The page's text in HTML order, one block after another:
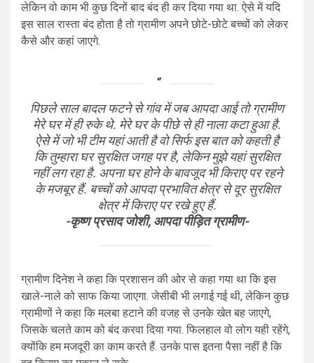
लेकिन वो काम भी कुछ दिनों बाद बंद ही कर दिया गया था. ऐसे में यदि
इस साल रास्ता बंद होता है तो ग्रामीण अपने छोटे-छोटे बच्चों को लेकर
कैसे और कहां जाएगे.
पिछले साल बादल फटने से गांव में जब आपदा आई तो ग्रामीण
मेरे घर में ही रुके थे. मेरे घर के पीछे से ही नाला कटा हुआ है.
ऐसे में जो भी टीम यहां आती है वो सिर्फ इस बात को कहती है
कि तुम्हारा घर सुरक्षित जगह पर है, लेकिन मुझे यहां सुरक्षित
नहीं लग रहा है. अपना घर होने के बावजूद भी किराए पर रहने
के मजबूर हैं. बच्चों को आपदा प्रभावित क्षेत्र से दूर सुरक्षित
क्षेत्र में किराए पर रखे हुए हैं.
-कृष्ण प्रसाद जोशी, आपदा पीड़ित ग्रामीण-
ग्रामीण दिनेश ने कहा कि प्रशासन की ओर से कहा गया था कि इस
खाले-नाले को साफ किया जाएगा. जेसीबी भी लगाई गई थी, लेकिन कुछ
ग्रामीणों ने कहा कि मलबा हटाने की वजह से उनके खेत बह जाएगे,
जिसके चलते काम को बंद करवा दिया गया. फिलहाल वो लोग यही रहेंगे,
क्योंकि हम मजदूरी का काम करते हैं. उनके पास इतना पैसा नहीं है कि